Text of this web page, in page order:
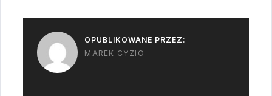
OPUBLIKOWANE PRZEZ:
MAREK CYZIO